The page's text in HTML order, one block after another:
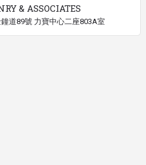
& ASSOCIATES
道89號 力寶中心二座803A室